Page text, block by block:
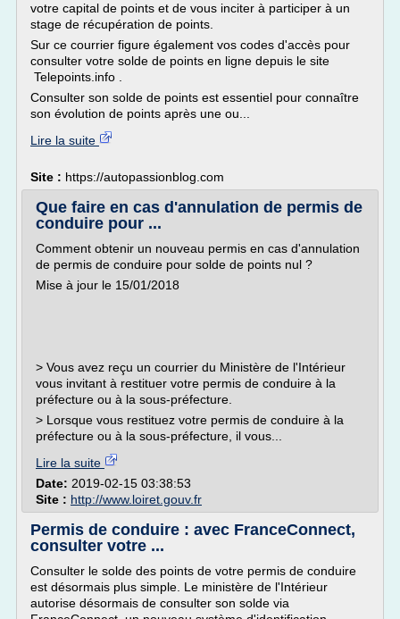
votre capital de points et de vous inciter à participer à un
stage de récupération de points.
Sur ce courrier figure également vos codes d'accès pour
consulter votre solde de points en ligne depuis le site
Telepoints.info .
Consulter son solde de points est essentiel pour connaître
son évolution de points après une ou...
Lire la suite
Site : https://autopassionblog.com
Que faire en cas d'annulation de permis de
conduire pour ...
Comment obtenir un nouveau permis en cas d'annulation
de permis de conduire pour solde de points nul ?
Mise à jour le 15/01/2018
> Vous avez reçu un courrier du Ministère de l'Intérieur
vous invitant à restituer votre permis de conduire à la
préfecture ou à la sous-préfecture.
> Lorsque vous restituez votre permis de conduire à la
préfecture ou à la sous-préfecture, il vous...
Lire la suite
Date: 2019-02-15 03:38:53
Site : http://www.loiret.gouv.fr
Permis de conduire : avec FranceConnect,
consulter votre ...
Consulter le solde des points de votre permis de conduire
est désormais plus simple. Le ministère de l'Intérieur
autorise désormais de consulter son solde via